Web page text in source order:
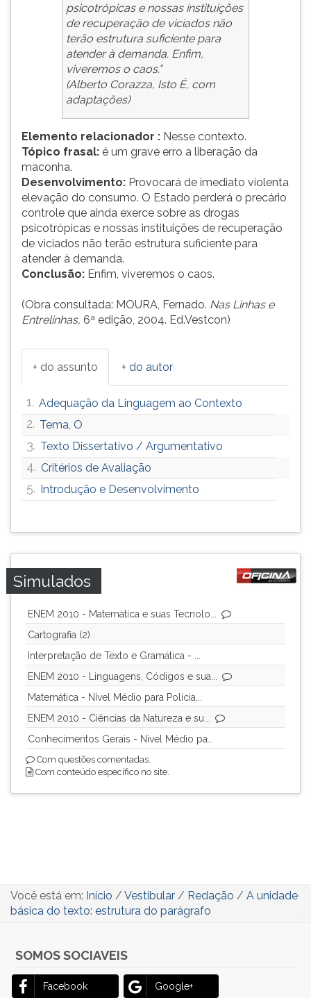
psicotrópicas e nossas instituições
de recuperação de viciados não
terão estrutura suficiente para
atender à demanda. Enfim,
viveremos o caos.”
(Alberto Corazza, Isto É, com
adaptações)
Elemento relacionador : Nesse contexto.
Tópico frasal: é um grave erro a liberação da
maconha.
Desenvolvimento: Provocará de imediato violenta
elevação do consumo. O Estado perderá o precário
controle que ainda exerce sobre as drogas
psicotrópicas e nossas instituições de recuperação
de viciados não terão estrutura suficiente para
atender à demanda.
Conclusão: Enfim, viveremos o caos.
(Obra consultada: MOURA, Fernado. Nas Linhas e
Entrelinhas, 6ª edição, 2004. Ed.Vestcon)
+ do assunto + do autor
1. Adequação da Linguagem ao Contexto
2. Tema, O
3. Texto Dissertativo / Argumentativo
4. Critérios de Avaliação
5. Introdução e Desenvolvimento
Simulados
ENEM 2010 - Matemática e suas Tecnolo...
Cartografia (2)
Interpretação de Texto e Gramática - ...
ENEM 2010 - Linguagens, Códigos e sua...
Matemática - Nível Médio para Polícia...
ENEM 2010 - Ciências da Natureza e su...
Conhecimentos Gerais - Nível Médio pa...
Com questões comentadas.
Com conteúdo específico no site.
Você está em: Início / Vestibular / Redação / A unidade
básica do texto: estrutura do parágrafo
SOMOS SOCIAVEIS
Facebook Google+